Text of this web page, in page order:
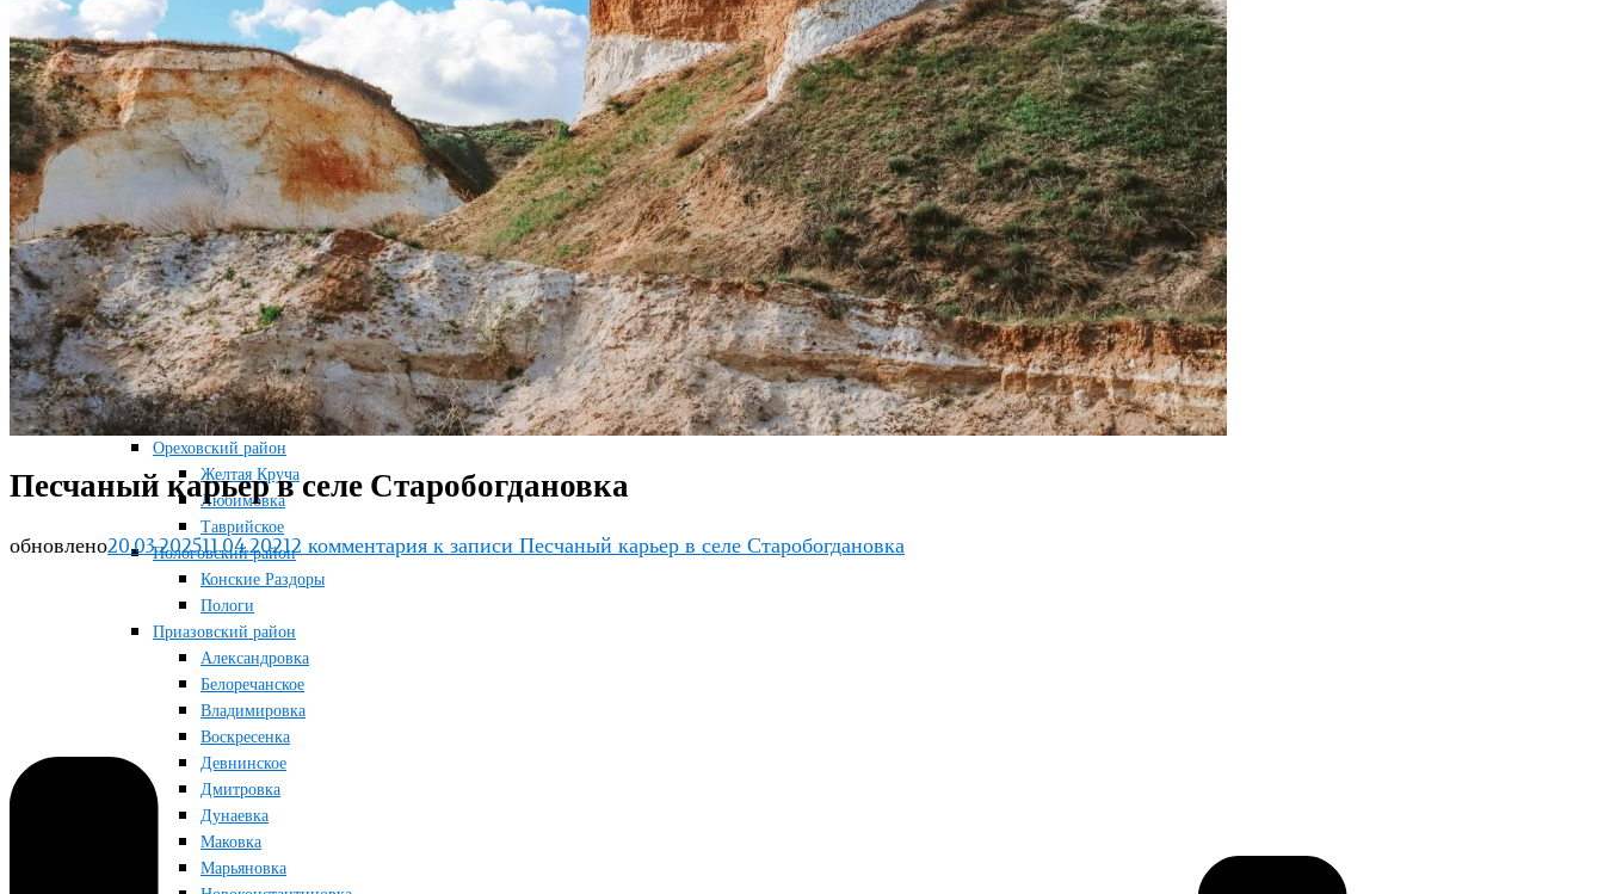
Орлово
Садовое
Светлодолинское
Спасское
Старобогдановка
Терпенье
Тихоновка
Михайловский район
Братское
Зразковое
Марьяновка
Плодородное
Новониколаевский район
Новосоленое
Терноватое
Терсянка
Ореховский район
Желтая Круча
Любимовка
Таврийское
Пологовский район
Конские Раздоры
Пологи
Приазовский район
Александровка
Белоречанское
Владимировка
Воскресенка
Девнинское
Дмитровка
Дунаевка
Маковка
Марьяновка
Песчаный карьер в селе Старобогдановка
обновлено20.03.202511.04.20212 комментария к записи Песчаный карьер в селе Старобогдановка